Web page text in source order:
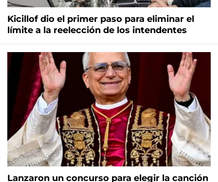
Kicillof dio el primer paso para eliminar el
límite a la reelección de los intendentes
Lanzaron un concurso para elegir la canción